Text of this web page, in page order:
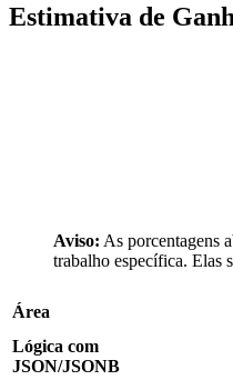
Estimativa de
Aviso: As porcentagens
trabalho específica. Elas
Área
Lógica com
JSON/JSONB